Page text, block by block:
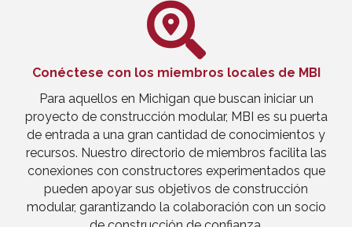
Conéctese con los miembros locales de MBI
Para aquellos en Michigan que buscan iniciar un
proyecto de construcción modular, MBI es su puerta
de entrada a una gran cantidad de conocimientos y
recursos. Nuestro directorio de miembros facilita las
conexiones con constructores experimentados que
pueden apoyar sus objetivos de construcción
modular, garantizando la colaboración con un socio